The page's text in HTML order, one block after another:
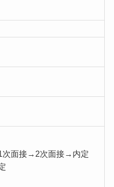
次面接→2次面接→内定